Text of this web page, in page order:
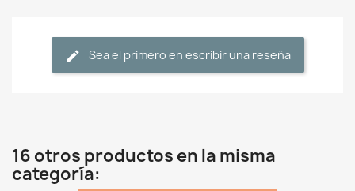
Sea el primero en escribir una reseña
16 otros productos en la misma
categoría: